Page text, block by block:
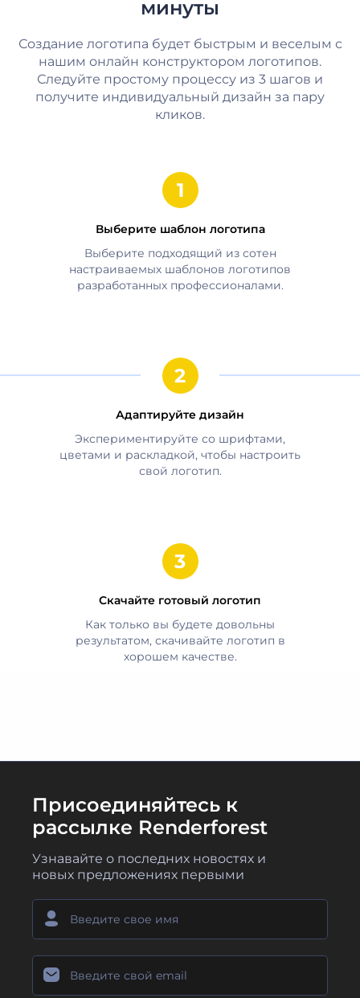
минуты
Создание логотипа будет быстрым и веселым с
нашим онлайн конструктором логотипов.
Следуйте простому процессу из 3 шагов и
получите индивидуальный дизайн за пару
кликов.
Выберите шаблон логотипа
Выберите подходящий из сотен
настраиваемых шаблонов логотипов
разработанных профессионалами.
Адаптируйте дизайн
Экспериментируйте со шрифтами,
цветами и раскладкой, чтобы настроить
свой логотип.
Скачайте готовый логотип
Как только вы будете довольны
результатом, скачивайте логотип в
хорошем качестве.
Присоединяйтесь к
рассылке Renderforest
Узнавайте о последних новостях и
новых предложениях первыми